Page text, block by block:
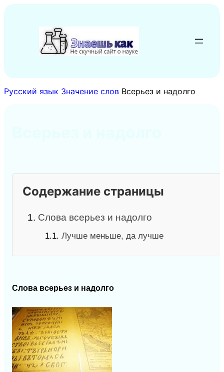
содержимому
Русский язык Значение слов Всерьез и надолго
Содержание страницы
1. Слова всерьез и надолго
1.1. Лучше меньше, да лучше
Слова всерьез и надолго